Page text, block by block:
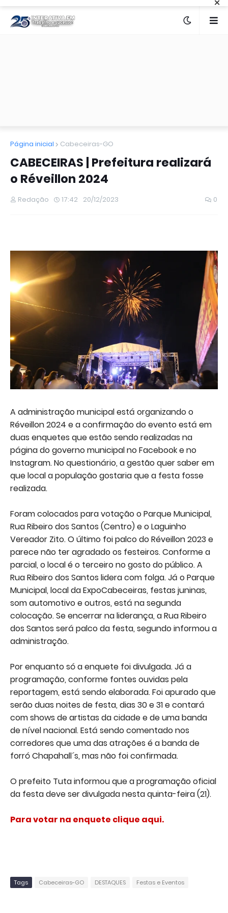
Página inicial Cabeceiras-GO
CABECEIRAS | Prefeitura realizará
o Réveillon 2024
Redação 17:42 20/12/2023 0
A administração municipal está organizando o
Réveillon 2024 e a confirmação do evento está em
duas enquetes que estão sendo realizadas na
página do governo municipal no Facebook e no
Instagram. No questionário, a gestão quer saber em
que local a população gostaria que a festa fosse
realizada.
Foram colocados para votação o Parque Municipal,
Rua Ribeiro dos Santos (Centro) e o Laguinho
Vereador Zito. O último foi palco do Réveillon 2023 e
parece não ter agradado os festeiros. Conforme a
parcial, o local é o terceiro no gosto do público. A
Rua Ribeiro dos Santos lidera com folga. Já o Parque
Municipal, local da ExpoCabeceiras, festas juninas,
som automotivo e outros, está na segunda
colocação. Se encerrar na liderança, a Rua Ribeiro
dos Santos será palco da festa, segundo informou a
administração.
Por enquanto só a enquete foi divulgada. Já a
programação, conforme fontes ouvidas pela
reportagem, está sendo elaborada. Foi apurado que
serão duas noites de festa, dias 30 e 31 e contará
com shows de artistas da cidade e de uma banda
de nível nacional. Está sendo comentado nos
corredores que uma das atrações é a banda de
forró Chapahall´s, mas não foi confirmada.
O prefeito Tuta informou que a programação oficial
da festa deve ser divulgada nesta quinta-feira (21).
Para votar na enquete clique aqui.
Tags Cabeceiras-GO DESTAQUES Festas e Eventos